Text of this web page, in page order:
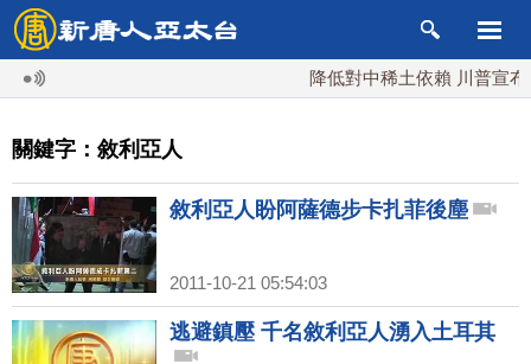
降低對中稀土依賴 川普宣布
關鍵字：敘利亞人
敘利亞人盼阿薩德步卡扎菲後塵
2011-10-21 05:54:03
逃避鎮壓 千名敘利亞人湧入土耳其